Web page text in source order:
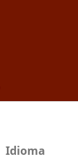
Idioma